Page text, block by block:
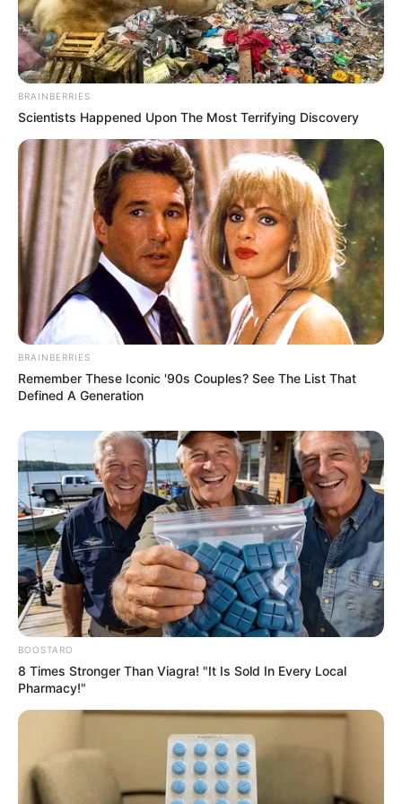
καθηγητή Avi Loeb και τον δεύτερο πλουσιότερο
άνθρωπο στον κόσμο Jeff Bezos.
Και παραδέχτηκε ότι εξακολουθούν να υπάρχουν
πράγματα σχετικά με τις περίεργες συναντήσεις που η
κοινότητα των πληροφοριών απλώς δεν καταλαβαίνει –
υπογραμμίζοντας την ανάγκη για περισσότερη έρευνα.
«Τα κύρια ζητήματα για τα οποία έχει
απασχολήσει το Κογκρέσο είναι οι ανησυχίες
σχετικά με την ασφάλεια των πτήσεων και τα
θέματα αντικατασκοπείας»,
δεν καταλαβαίνουμε και το οποίο μπορεί να είναι
πέρα από τον πλανήτη μα;»διερωτήθηκε.
BRAINBERRIES
Scientists Happened Upon The Most Terrifying Discovery
BRAINBERRIES
Remember These Iconic '90s Couples? See The List That
Defined A Generation
BOOSTARO
8 Times Stronger Than Viagra! "It Is Sold In Every Local
Pharmacy!"